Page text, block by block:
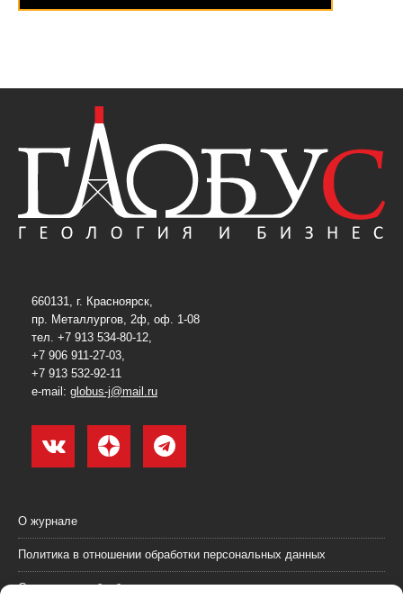
660131, г. Красноярск,
пр. Металлургов, 2ф, оф. 1-08
тел. +7 913 534-80-12,
+7 906 911-27-03,
+7 913 532-92-11
e-mail: globus-j@mail.ru
О журнале
Политика в отношении обработки персональных данных
Согласие на обработку персональных данных